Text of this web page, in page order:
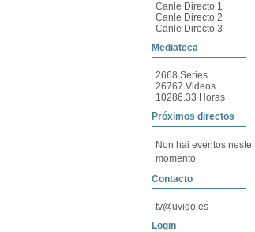
Canle Directo 1
Canle Directo 2
Canle Directo 3
Mediateca
2668 Series
26767 Videos
10286.33 Horas
Próximos directos
Non hai eventos neste
momento
Contacto
tv@uvigo.es
Login